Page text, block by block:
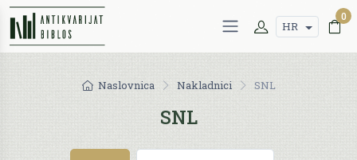
HR
0
Naslovnica Nakladnici SNL
SNL